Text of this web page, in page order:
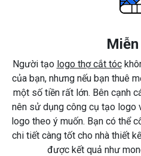
Người tạo logo thợ cắt tóc
của bạn, nhưng nếu bạn thuê
một số tiền rất lớn. Bên cạnh
nên sử dụng công cụ tạo logo
logo theo ý muốn. Bạn có thể
chi tiết càng tốt cho nhà thiết
được kết quả như